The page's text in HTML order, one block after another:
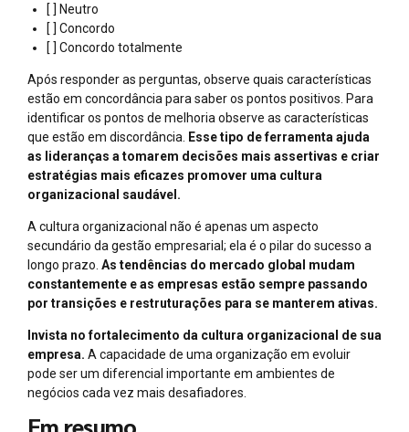
[ ] Neutro
[ ] Concordo
[ ] Concordo totalmente
Após responder as perguntas, observe quais características
estão em concordância para saber os pontos positivos. Para
identificar os pontos de melhoria observe as características
que estão em discordância.
Esse tipo de ferramenta ajuda
as lideranças a tomarem decisões mais assertivas e criar
estratégias mais eficazes promover uma cultura
organizacional saudável.
A cultura organizacional não é apenas um aspecto
secundário da gestão empresarial; ela é o pilar do sucesso a
longo prazo. As tendências do mercado global mudam
constantemente e as empresas estão sempre passando
por transições e restruturações para se manterem ativas.
Invista no fortalecimento da cultura organizacional de sua
empresa. A capacidade de uma organização em evoluir
pode ser um diferencial importante em ambientes de
negócios cada vez mais desafiadores.